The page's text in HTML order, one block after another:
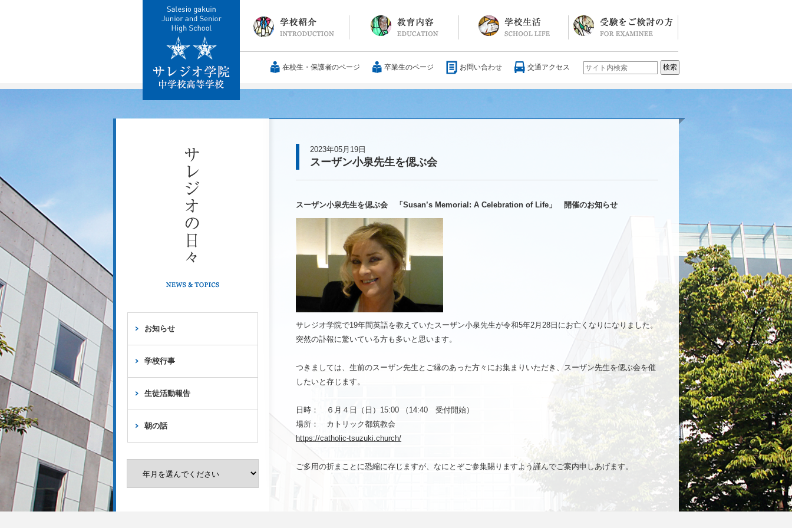
校長メッセージ
教育方針・沿革
施設紹介
交通アクセス 25歳の男づくり
カリキュラム
教科
国際交流
大学合格実績 行事・イベント
部活動
ボランティア
サレジアンエピソード
サレジオの日々(ブログ) 学校説明会・イベント一覧
入試要項・入試結果
Q&A
お問い合わせ
学校案内パンフレット
在校生・保護者のページ 卒業生のページ お問い合わせ 交通アクセス
お知らせ
学校行事
生徒活動報告
朝の話
2023年05月19日
スーザン小泉先生を偲ぶ会
スーザン小泉先生を偲ぶ会 「Susan’s Memorial: A Celebration of Life」 開催のお知らせ
サレジオ学院で19年間英語を教えていたスーザン小泉先生が令和5年2月28日にお亡くなりになりました。
突然の訃報に驚いている方も多いと思います。
つきましては、生前のスーザン先生とご縁のあった方々にお集まりいただき、スーザン先生を偲ぶ会を催
したいと存じます。
日時： ６月４日（日）15:00 （14:40 受付開始）
場所： カトリック都筑教会
https://catholic-tsuzuki.church/
ご多⽤の折まことに恐縮に存じますが、なにとぞご参集賜りますよう謹んでご案内申しあげます。